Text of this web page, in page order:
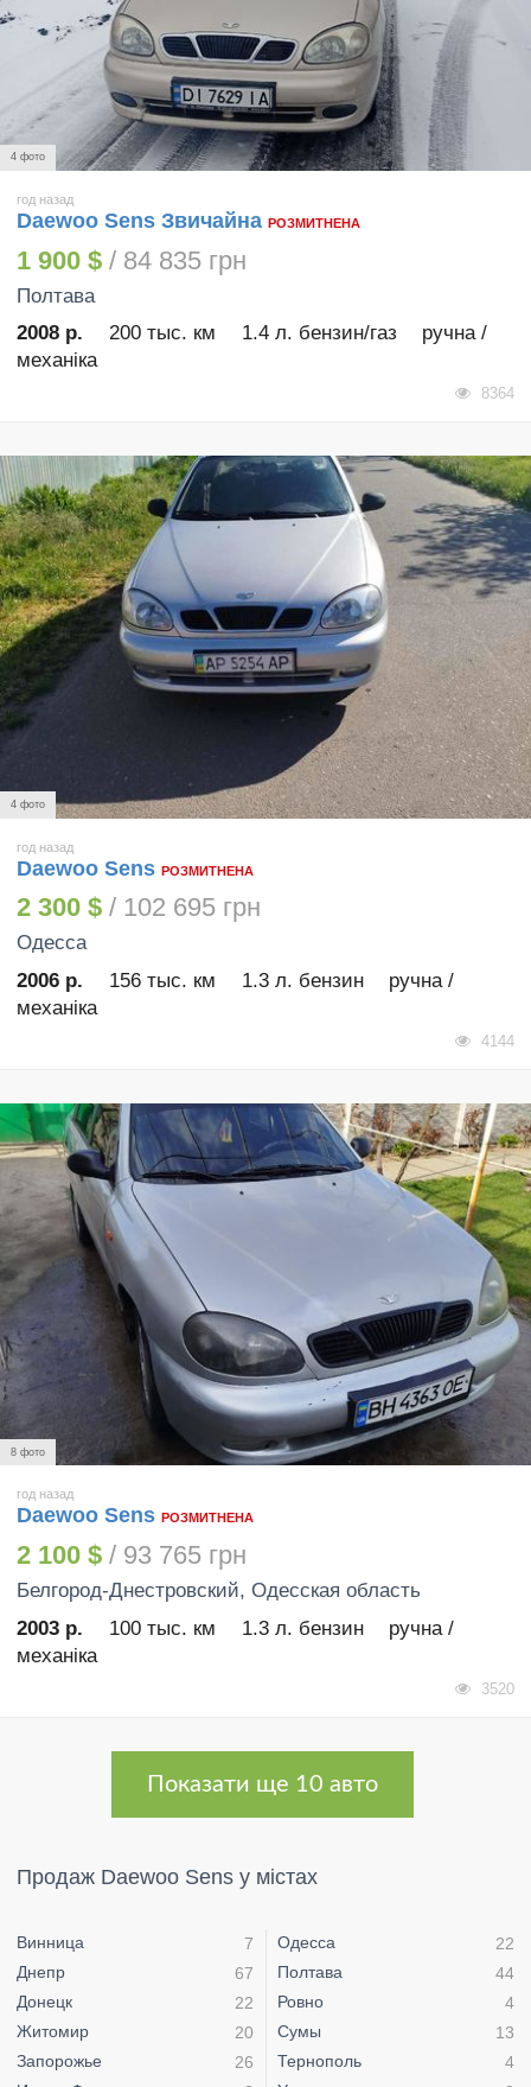
4 фото
год назад
Daewoo Sens Звичайна РОЗМИТНЕНА
1 900 $ / 84 835 грн
Полтава
2008 р.
200 тыс. км 1.4 л. бензин/газ
ручна /
механіка
8364
4 фото
год назад
Daewoo Sens РОЗМИТНЕНА
2 300 $ / 102 695 грн
Одесса
2006 р.
156 тыс. км 1.3 л. бензин
ручна /
механіка
4144
8 фото
год назад
Daewoo Sens РОЗМИТНЕНА
2 100 $ / 93 765 грн
Белгород-Днестровский, Одесская область
2003 р.
100 тыс. км 1.3 л. бензин
ручна /
механіка
3520
Показати ще 10 авто
Продаж Daewoo Sens у містах
Винница
7
Днепр
67
Донецк
22
Житомир
20
Запорожье
26
Одесса
22
Полтава
44
Ровно
4
Сумы
13
Тернополь
4